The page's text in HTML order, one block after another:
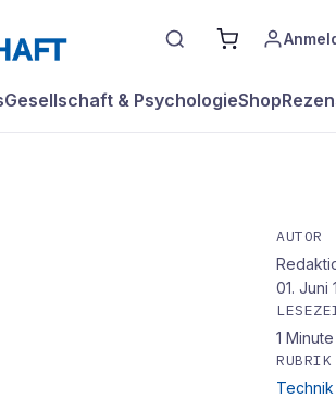
Gesellschaft & PsychologieShop
AUTOR
01. Juni
1 Minute
RUBRIK